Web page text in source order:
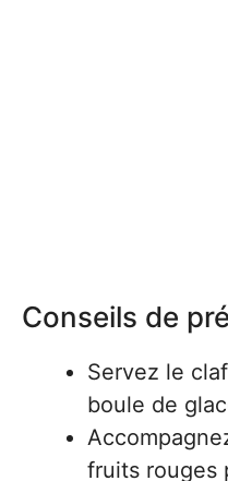
Conseils de
Servez le
boule de
fruits rouges